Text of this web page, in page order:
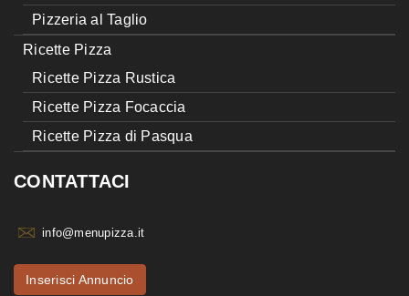
Pizzeria al Taglio
Ricette Pizza
Ricette Pizza Rustica
Ricette Pizza Focaccia
Ricette Pizza di Pasqua
CONTATTACI
info@menupizza.it
Inserisci Annuncio